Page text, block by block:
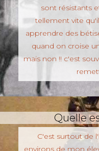
sont résistants
tellement vite
apprendre des
quand on croise
mais non !! c'est
Quelle
C'est surtout de
environs de mon